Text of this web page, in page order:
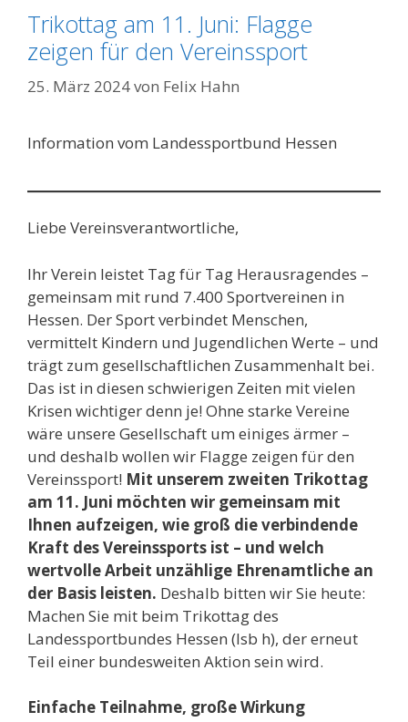
Trikottag am 11. Juni: Flagge
zeigen für den Vereinssport
25. März 2024von Felix Hahn
Information vom Landessportbund Hessen
Liebe Vereinsverantwortliche,
Ihr Verein leistet Tag für Tag Herausragendes –
gemeinsam mit rund 7.400 Sportvereinen in
Hessen. Der Sport verbindet Menschen,
vermittelt Kindern und Jugendlichen Werte – und
trägt zum gesellschaftlichen Zusammenhalt bei.
Das ist in diesen schwierigen Zeiten mit vielen
Krisen wichtiger denn je! Ohne starke Vereine
wäre unsere Gesellschaft um einiges ärmer –
und deshalb wollen wir Flagge zeigen für den
Vereinssport! Mit unserem zweiten Trikottag
am 11. Juni möchten wir gemeinsam mit
Ihnen aufzeigen, wie groß die verbindende
Kraft des Vereinssports ist – und welch
wertvolle Arbeit unzählige Ehrenamtliche an
der Basis leisten. Deshalb bitten wir Sie heute:
Machen Sie mit beim Trikottag des
Landessportbundes Hessen (lsb h), der erneut
Teil einer bundesweiten Aktion sein wird.
Einfache Teilnahme, große Wirkung